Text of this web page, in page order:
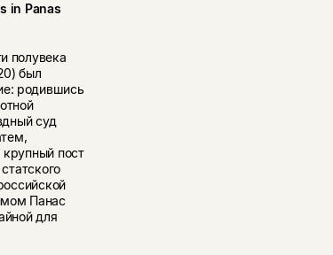
in Panas
полувека
был
родившись
суд
пост
Панас
для